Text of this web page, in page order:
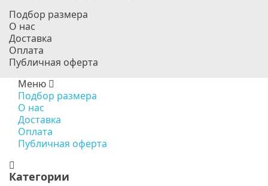
Подбор размера
О нас
Доставка
Оплата
Публичная оферта
Меню
Подбор размера
О нас
Доставка
Оплата
Публичная оферта
Категории